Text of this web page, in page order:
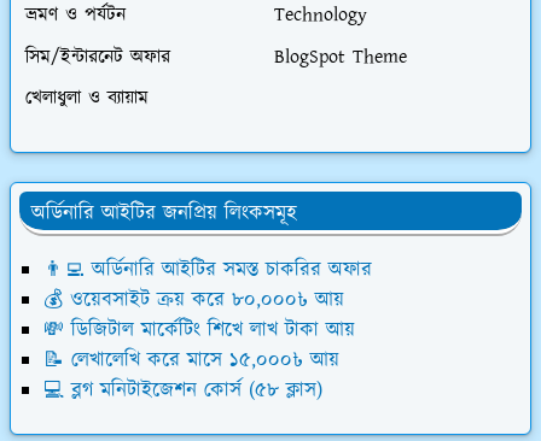
ভ্রমণ ও পর্যটন
Technology
সিম/ইন্টারনেট অফার
BlogSpot Theme
খেলাধুলা ও ব্যায়াম
অর্ডিনারি আইটির জনপ্রিয় লিংকসমূহ
👨‍💻 অর্ডিনারি আইটির সমস্ত চাকরির অফার
💰 ওয়েবসাইট ক্রয় করে ৮০,০০০৳ আয়
💸 ডিজিটাল মার্কেটিং শিখে লাখ টাকা আয়
📝 লেখালেখি করে মাসে ১৫,০০০৳ আয়
💻 ব্লগ মনিটাইজেশন কোর্স (৫৮ ক্লাস)